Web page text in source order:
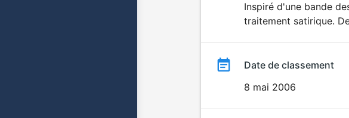
Inspiré d'une bande
traitement satirique.
Date de classement
8 mai 2006